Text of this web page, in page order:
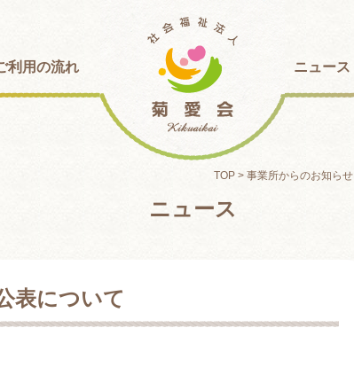
利用の流れ ニュース
TOP > 事業所からのお知らせ
ニュース
表について